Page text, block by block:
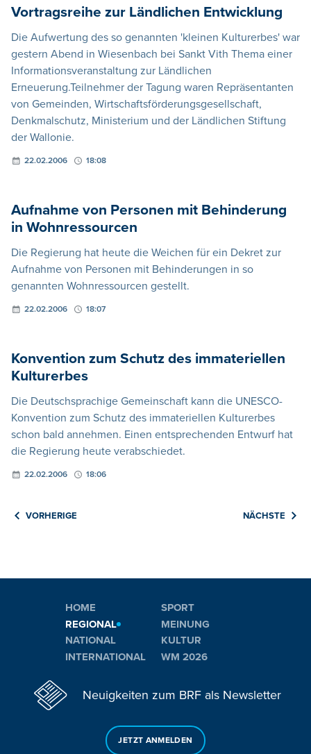
Vortragsreihe zur Ländlichen Entwicklung
Die Aufwertung des so genannten 'kleinen Kulturerbes' war
gestern Abend in Wiesenbach bei Sankt Vith Thema einer
Informationsveranstaltung zur Ländlichen
Erneuerung.Teilnehmer der Tagung waren Repräsentanten
von Gemeinden, Wirtschaftsförderungsgesellschaft,
Denkmalschutz, Ministerium und der Ländlichen Stiftung
der Wallonie.
22.02.2006 18:08
Aufnahme von Personen mit Behinderung
in Wohnressourcen
Die Regierung hat heute die Weichen für ein Dekret zur
Aufnahme von Personen mit Behinderungen in so
genannten Wohnressourcen gestellt.
22.02.2006 18:07
Konvention zum Schutz des immateriellen
Kulturerbes
Die Deutschsprachige Gemeinschaft kann die UNESCO-
Konvention zum Schutz des immateriellen Kulturerbes
schon bald annehmen. Einen entsprechenden Entwurf hat
die Regierung heute verabschiedet.
22.02.2006 18:06
VORHERIGE NÄCHSTE
HOME
REGIONAL
NATIONAL
INTERNATIONAL
SPORT
MEINUNG
KULTUR
WM 2026
Neuigkeiten zum BRF als Newsletter
JETZT ANMELDEN